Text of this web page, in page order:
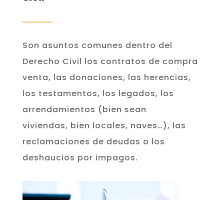
Son asuntos comunes dentro del
Derecho Civil los contratos de compra
venta, las donaciones, las herencias,
los testamentos, los legados, los
arrendamientos (bien sean
viviendas, bien locales, naves…), las
reclamaciones de deudas o los
deshaucios por impagos.